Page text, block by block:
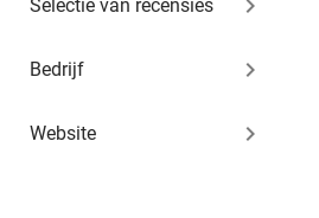
Selectie van recensies keyboard_arrow_right
Bedrijf keyboard_arrow_right
Website keyboard_arrow_right